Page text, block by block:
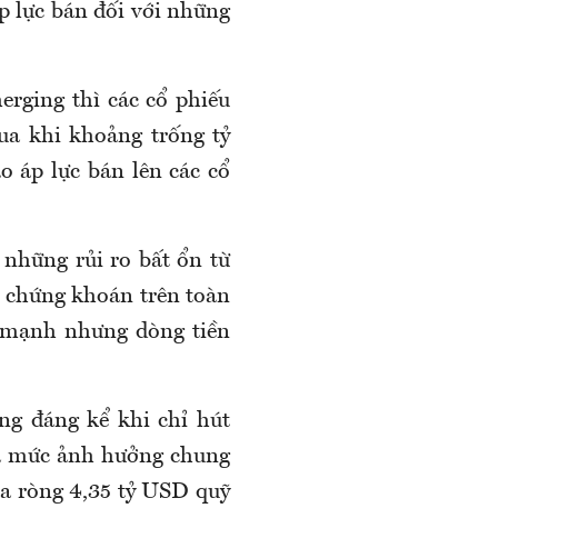
lực bán đối với những
thì các cổ phiếu
khi khoảng trống tỷ
áp lực bán lên các cổ
rủi ro bất ổn từ
khoán trên toàn
nhưng dòng tiền
đáng kể khi chỉ hút
ảnh hưởng chung
ròng 4,35 tỷ USD quỹ